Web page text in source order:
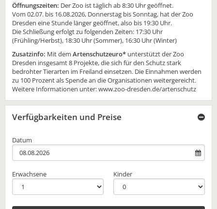
Öffnungszeiten: Der Zoo ist täglich ab 8:30 Uhr geöffnet.
Vom 02.07. bis 16.08.2026, Donnerstag bis Sonntag, hat der Zoo
Dresden eine Stunde länger geöffnet, also bis 19:30 Uhr.
Die Schließung erfolgt zu folgenden Zeiten: 17:30 Uhr
(Frühling/Herbst), 18:30 Uhr (Sommer), 16:30 Uhr (Winter)
Zusatzinfo: Mit dem Artenschutzeuro* unterstützt der Zoo
Dresden insgesamt 8 Projekte, die sich für den Schutz stark
bedrohter Tierarten im Freiland einsetzen. Die Einnahmen werden
zu 100 Prozent als Spende an die Organisationen weitergereicht.
Weitere Informationen unter:www.zoo-dresden.de/artenschutz
Verfügbarkeiten und Preise
Datum
Erwachsene Kinder